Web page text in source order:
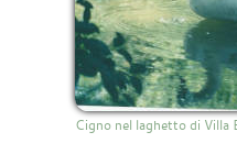
Cigno nel laghetto di Villa